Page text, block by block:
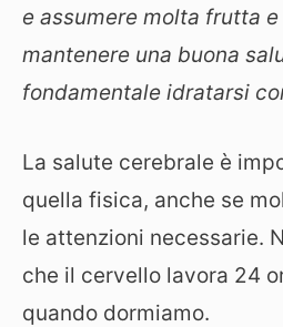
e assumere molta frutta
mantenere una buona
fondamentale idratarsi
La salute cerebrale è
quella fisica, anche se
le attenzioni necessarie.
che il cervello lavora 24
quando dormiamo.